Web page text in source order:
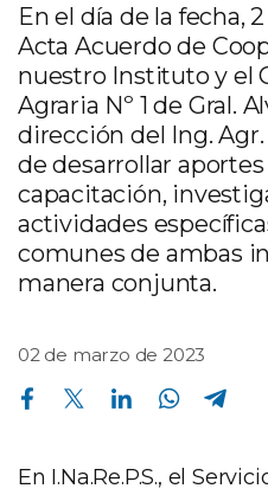
En el día de la fecha,
Acta Acuerdo de
nuestro Instituto y el
Agraria Nº 1 de Gral.
dirección del Ing.
de desarrollar aportes
capacitación,
actividades
comunes de ambas
manera conjunta.
02 de marzo de 2023
Compartir en Facebook Compartir en Twitter Compartir en Linkedin Compartir en Whatsapp
En I.Na.Re.P.S., el